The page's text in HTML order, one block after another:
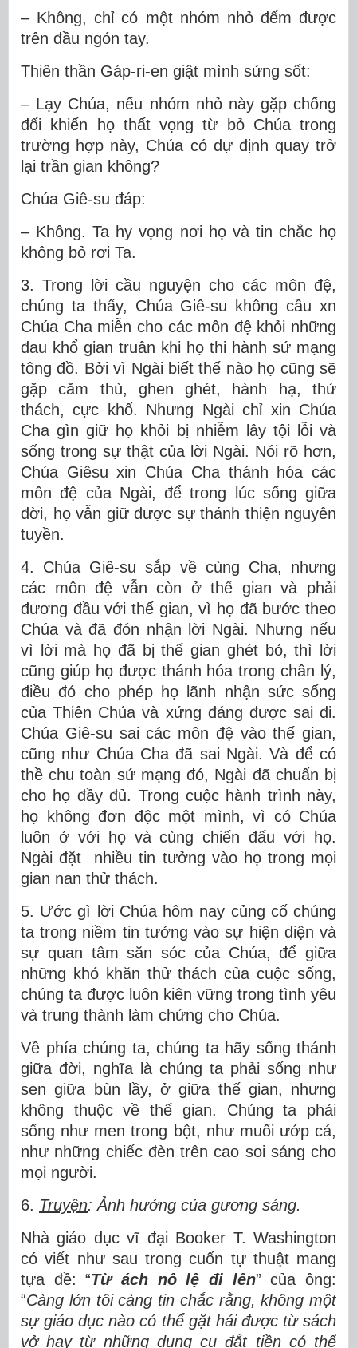
– Không, chỉ có một nhóm nhỏ đếm được
trên đầu ngón tay.
Thiên thần Gáp-ri-en giật mình sửng sốt:
– Lạy Chúa, nếu nhóm nhỏ này gặp chống
đối khiến họ thất vọng từ bỏ Chúa trong
trường hợp này, Chúa có dự định quay trở
lại trần gian không?
Chúa Giê-su đáp:
– Không. Ta hy vọng nơi họ và tin chắc họ
không bỏ rơi Ta.
3. Trong lời cầu nguyện cho các môn đệ,
chúng ta thấy, Chúa Giê-su không cầu xn
Chúa Cha miễn cho các môn đệ khỏi những
đau khổ gian truân khi họ thi hành sứ mạng
tông đồ. Bởi vì Ngài biết thế nào họ cũng sẽ
gặp căm thù, ghen ghét, hành hạ, thử
thách, cực khổ. Nhưng Ngài chỉ xin Chúa
Cha gìn giữ họ khỏi bị nhiễm lây tội lỗi và
sống trong sự thật của lời Ngài. Nói rõ hơn,
Chúa Giêsu xin Chúa Cha thánh hóa các
môn đệ của Ngài, để trong lúc sống giữa
đời, họ vẫn giữ được sự thánh thiện nguyên
tuyền.
4. Chúa Giê-su sắp về cùng Cha, nhưng
các môn đệ vẫn còn ở thế gian và phải
đương đầu với thế gian, vì họ đã bước theo
Chúa và đã đón nhận lời Ngài. Nhưng nếu
vì lời mà họ đã bị thế gian ghét bỏ, thì lời
cũng giúp họ được thánh hóa trong chân lý,
điều đó cho phép họ lãnh nhận sức sống
của Thiên Chúa và xứng đáng được sai đi.
Chúa Giê-su sai các môn đệ vào thế gian,
cũng như Chúa Cha đã sai Ngài. Và để có
thề chu toàn sứ mạng đó, Ngài đã chuẩn bị
cho họ đầy đủ. Trong cuộc hành trình này,
họ không đơn độc một mình, vì có Chúa
luôn ở với họ và cùng chiến đấu với họ.
Ngài đặt nhiều tin tưởng vào họ trong mọi
gian nan thử thách.
5. Ước gì lời Chúa hôm nay củng cố chúng
ta trong niềm tin tưởng vào sự hiện diện và
sự quan tâm săn sóc của Chúa, để giữa
những khó khăn thử thách của cuộc sống,
chúng ta được luôn kiên vững trong tình yêu
và trung thành làm chứng cho Chúa.
Về phía chúng ta, chúng ta hãy sống thánh
giữa đời, nghĩa là chúng ta phải sống như
sen giữa bùn lầy, ở giữa thế gian, nhưng
không thuộc về thế gian. Chúng ta phải
sống như men trong bột, như muối ướp cá,
như những chiếc đèn trên cao soi sáng cho
mọi người.
6. Truyện: Ảnh hưởng của gương sáng.
Nhà giáo dục vĩ đại Booker T. Washington
có viết như sau trong cuốn tự thuật mang
tựa đề: “Từ ách nô lệ đi lên” của ông:
“Càng lớn tôi càng tin chắc rằng, không một
sự giáo dục nào có thể gặt hái được từ sách
vở hay từ những dụng cụ đắt tiền có thể